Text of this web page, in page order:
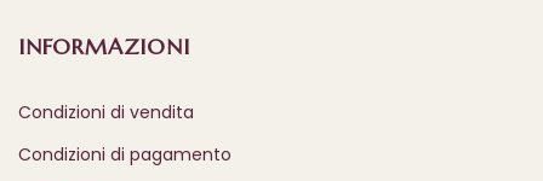
INFORMAZIONI
Condizioni di vendita
Condizioni di pagamento